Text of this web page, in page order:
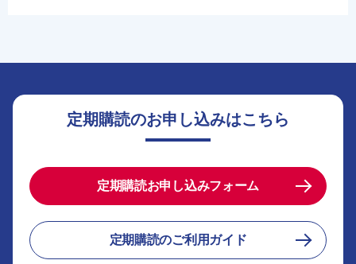
定期購読のお申し込みはこちら
定期購読お申し込みフォーム
定期購読のご利用ガイド